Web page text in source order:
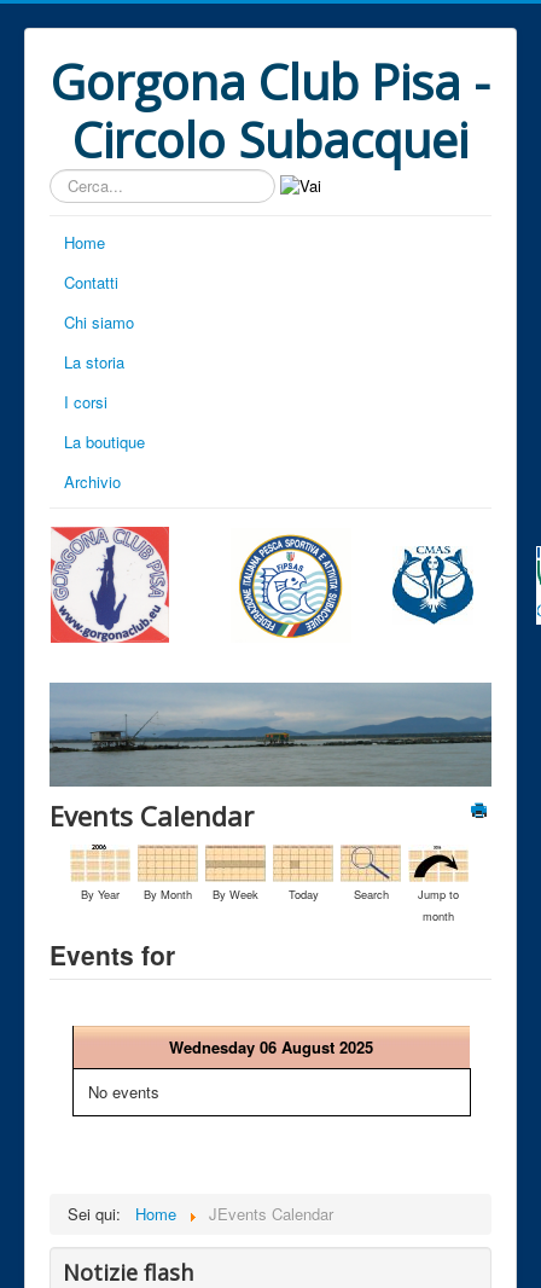
Gorgona Club Pisa -
Circolo Subacquei
Cerca...
Home
Contatti
Chi siamo
La storia
I corsi
La boutique
Archivio
Events Calendar
By Year By Month By Week Today Search
Jump to
month
Events for
Wednesday 06 August 2025
No events
Sei qui: Home JEvents Calendar
Notizie flash